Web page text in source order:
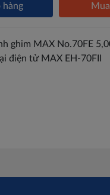
hàng
ghim MAX No.70FE
điện tử MAX EH-70FII